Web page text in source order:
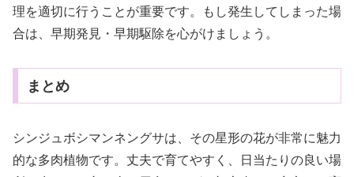
理を適切に行うことが重要です。もし発生してしまった場
合は、早期発見・早期駆除を心がけましょう。
まとめ
シンジュボシマンネングサは、その星形の花が非常に魅力
的な多肉植物です。丈夫で育てやすく、日当たりの良い場